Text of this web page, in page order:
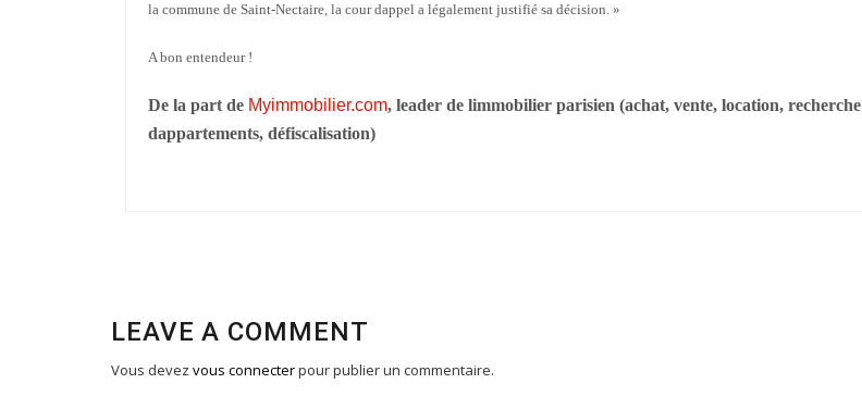
la commune de Saint-Nectaire, la cour dappel a légalement justifié sa décision. »
A bon entendeur !
De la part de Myimmobilier.com, leader de limmobilier parisien (achat, vente, location, recherche
dappartements, défiscalisation)
LEAVE A COMMENT
Vous devez vous connecterpour publier un commentaire.